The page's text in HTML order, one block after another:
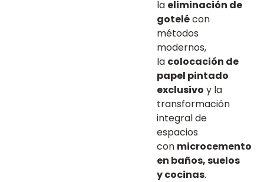
la eliminación de
gotelécon
métodos
modernos,
la colocación de
papel pintado
exclusivo y la
transformación
integral de
espacios
con microcemento
en baños, suelos
y cocinas.